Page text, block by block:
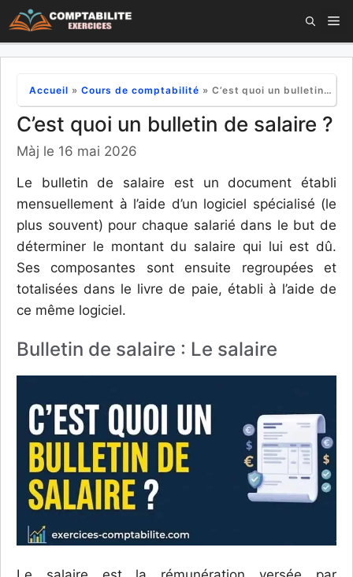
Aller
au
Accueil » Cours de comptabilité » C’est quoi un bulletin de salaire ?
C’est quoi un bulletin de salaire ?
Màj le 16 mai 2026
Le bulletin de salaire est un document établi
mensuellement à l’aide d’un logiciel spécialisé (le
plus souvent) pour chaque salarié dans le but de
déterminer le montant du salaire qui lui est dû.
Ses composantes sont ensuite regroupées et
totalisées dans le livre de paie, établi à l’aide de
ce même logiciel.
Bulletin de salaire : Le salaire